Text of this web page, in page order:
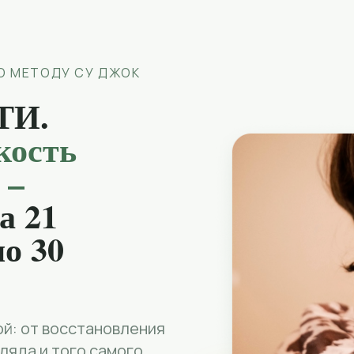
МЕТОДУ СУ ДЖОК
21
30
от восстановления